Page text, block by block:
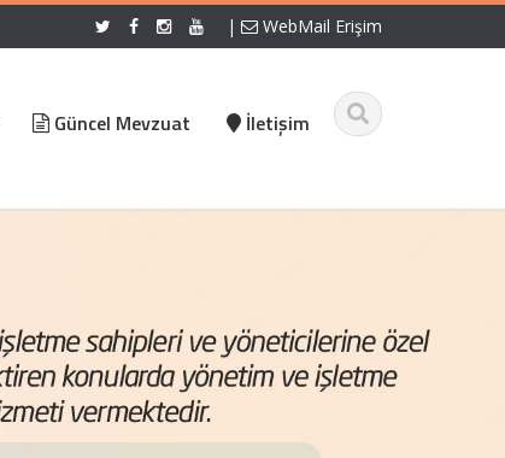
| WebMail Erişim
Güncel Mevzuat İletişim